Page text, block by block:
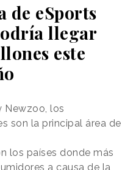
de eSports
llegar
este
Newzoo, los
son la principal área de
los países donde más
a causa de la